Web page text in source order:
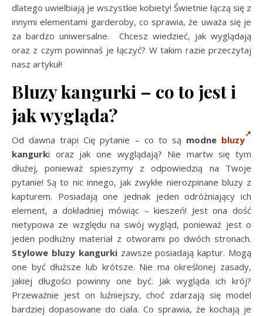
dlatego uwielbiają je wszystkie kobiety! Świetnie łączą się z
innymi elementami garderoby, co sprawia, że uważa się je
za bardzo uniwersalne. Chcesz wiedzieć, jak wyglądają
oraz z czym powinnaś je łączyć? W takim razie przeczytaj
nasz artykuł!
Bluzy kangurki – co to jest i
jak wygląda?
Od dawna trapi Cię pytanie – co to są modne bluzy
kangurki oraz jak one wyglądają? Nie martw się tym
dłużej, ponieważ spieszymy z odpowiedzią na Twoje
pytanie! Są to nic innego, jak zwykłe nierozpinane bluzy z
kapturem. Posiadają one jednak jeden odróżniający ich
element, a dokładniej mówiąc – kieszeń! Jest ona dość
nietypowa ze względu na swój wygląd, ponieważ jest o
jeden podłużny materiał z otworami po dwóch stronach.
Stylowe bluzy kangurkizawsze posiadają kaptur. Mogą
one być dłuższe lub krótsze. Nie ma określonej zasady,
jakiej długości powinny one być. Jak wygląda ich krój?
Przeważnie jest on luźniejszy, choć zdarzają się model
bardziej dopasowane do ciała. Co sprawia, że kochają je